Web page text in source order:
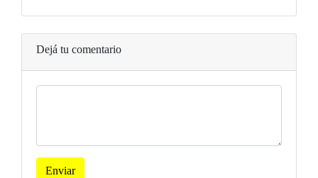
Dejá tu comentario
Enviar